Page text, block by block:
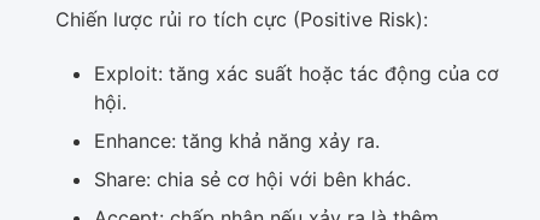
Chiến lược rủi ro tích cực (Positive Risk):
Exploit: tăng xác suất hoặc tác động của cơ
hội.
Enhance: tăng khả năng xảy ra.
Share: chia sẻ cơ hội với bên khác.